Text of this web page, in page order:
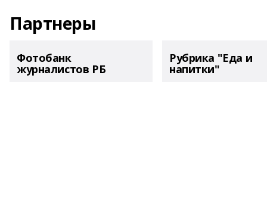
Партнеры
Фотобанк
журналистов РБ
Рубрика "Еда и
напитки"